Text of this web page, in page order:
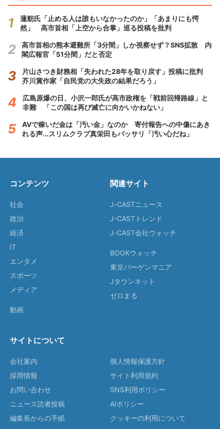
蓮舫氏「止める人は誰もいなかったのか」「あまりにも愕
然」 高市首相「上空から合掌」巡る投稿を批判
高市首相の熊本避難所「3分間」しか視察せず？SNS拡散 内
閣広報官「51分間」だと否定
片山さつき財務相「失われた28年を取り戻す」投稿に批判
芥川賞作家「自民党の大失政の結果だろう」
広島原爆の日、小沢一郎氏が高市政権を「戦前回帰路線」と
非難 「この国は再び滅亡に向かいかねない」
AVで稼いだ金は「汚い金」なのか 寄付報告への中傷にあき
れる声...スリムクラブ真栄田もバッサリ「汚い心だね」
コンテンツ
社会
政治
経済
IT
エンタメ
スポーツ
メディア
動画
関連サイト
J-CASTニュース
J-CASTトレンド
J-CAST会社ウォッチ
BOOKウォッチ
東京バーゲンマニア
Jタウンネット
ゼロまる
サイトについて
会社案内
採用情報
お問い合わせ
ニュース読者投稿
編集長からの手紙
個人情報保護方針
サイト利用規約
SNS利用ポリシー
AIポリシー
クッキーの利用について